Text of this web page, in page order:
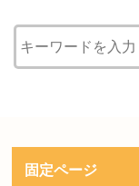
固定ページ